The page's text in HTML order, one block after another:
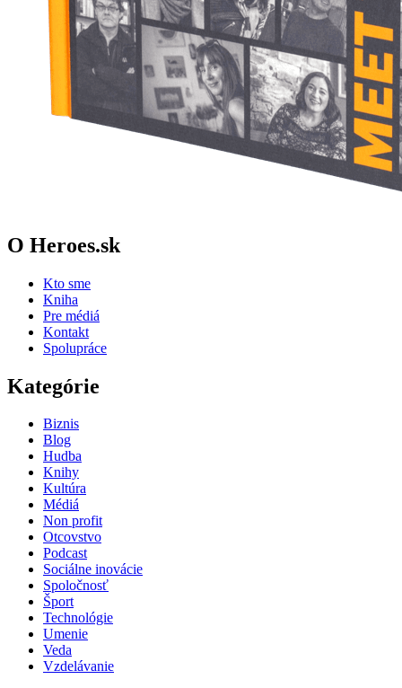
O Heroes.sk
Kto sme
Kniha
Pre médiá
Kontakt
Spolupráce
Kategórie
Biznis
Blog
Hudba
Knihy
Kultúra
Médiá
Non profit
Otcovstvo
Podcast
Sociálne inovácie
Spoločnosť
Šport
Technológie
Umenie
Veda
Vzdelávanie